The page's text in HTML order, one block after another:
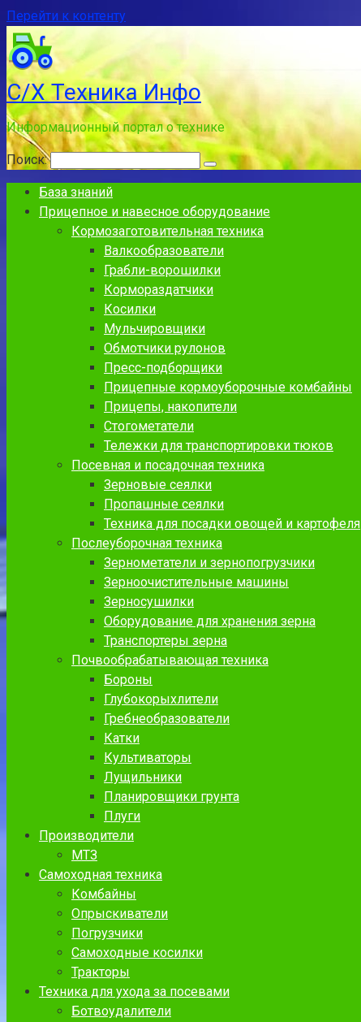
Перейти к контенту
С/Х Техника Инфо
Информационный портал о технике
Поиск:
База знаний
Прицепное и навесное оборудование
Кормозаготовительная техника
Валкообразователи
Грабли-ворошилки
Кормораздатчики
Косилки
Мульчировщики
Обмотчики рулонов
Пресс-подборщики
Прицепные кормоуборочные комбайны
Прицепы, накопители
Стогометатели
Тележки для транспортировки тюков
Посевная и посадочная техника
Зерновые сеялки
Пропашные сеялки
Техника для посадки овощей и картофеля
Послеуборочная техника
Зернометатели и зернопогрузчики
Зерноочистительные машины
Зерносушилки
Оборудование для хранения зерна
Транспортеры зерна
Почвообрабатывающая техника
Бороны
Глубокорыхлители
Гребнеобразователи
Катки
Культиваторы
Лущильники
Планировщики грунта
Плуги
Производители
МТЗ
Самоходная техника
Комбайны
Опрыскиватели
Погрузчики
Самоходные косилки
Тракторы
Техника для ухода за посевами
Ботвоудалители